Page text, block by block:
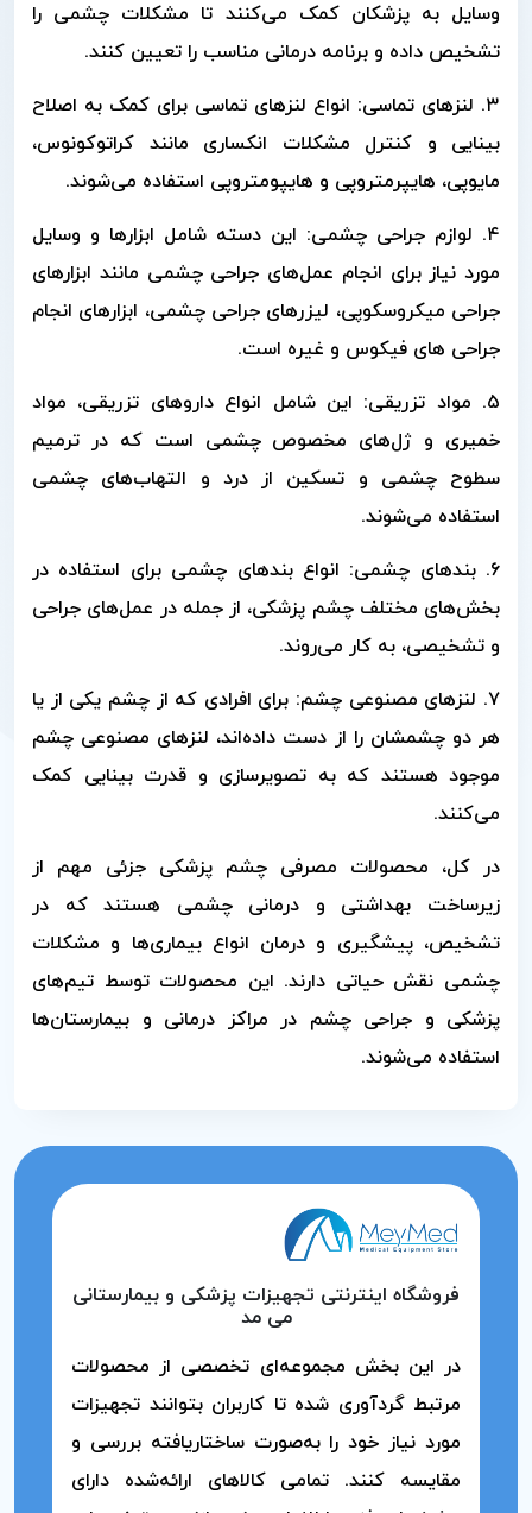
وسایل به پزشکان کمک می‌کنند تا مشکلات چشمی را
تشخیص داده و برنامه درمانی مناسب را تعیین کنند.
۳. لنزهای تماسی: انواع لنزهای تماسی برای کمک به اصلاح
بینایی و کنترل مشکلات انکساری مانند کراتوکونوس،
مایوپی، هایپرمتروپی و هایپومتروپی استفاده می‌شوند.
۴. لوازم جراحی چشمی: این دسته شامل ابزارها و وسایل
مورد نیاز برای انجام عمل‌های جراحی چشمی مانند ابزارهای
جراحی میکروسکوپی، لیزرهای جراحی چشمی، ابزارهای انجام
جراحی های فیکوس و غیره است.
۵. مواد تزریقی: این شامل انواع داروهای تزریقی، مواد
خمیری و ژل‌های مخصوص چشمی است که در ترمیم
سطوح چشمی و تسکین از درد و التهاب‌های چشمی
استفاده می‌شوند.
۶. بندهای چشمی: انواع بندهای چشمی برای استفاده در
بخش‌های مختلف چشم پزشکی، از جمله در عمل‌های جراحی
و تشخیصی، به کار می‌روند.
۷. لنزهای مصنوعی چشم: برای افرادی که از چشم یکی از یا
هر دو چشمشان را از دست داده‌اند، لنزهای مصنوعی چشم
موجود هستند که به تصویرسازی و قدرت بینایی کمک
می‌کنند.
در کل، محصولات مصرفی چشم پزشکی جزئی مهم از
زیرساخت بهداشتی و درمانی چشمی هستند که در
تشخیص، پیشگیری و درمان انواع بیماری‌ها و مشکلات
چشمی نقش حیاتی دارند. این محصولات توسط تیم‌های
پزشکی و جراحی چشم در مراکز درمانی و بیمارستان‌ها
استفاده می‌شوند.
فروشگاه اینترنتی تجهیزات پزشکی و بیمارستانی
می مد
در این بخش مجموعه‌ای تخصصی از محصولات
مرتبط گردآوری شده تا کاربران بتوانند تجهیزات
مورد نیاز خود را به‌صورت ساختاریافته بررسی و
مقایسه کنند. تمامی کالاهای ارائه‌شده دارای